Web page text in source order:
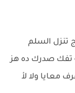
تنزل السلم
تفك صدرك ده هز
معايا ولا لأ